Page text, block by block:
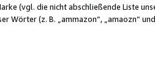
(vgl. die nicht abschließende Liste
Wörter (z. B. „ammazon“, „amaozn“